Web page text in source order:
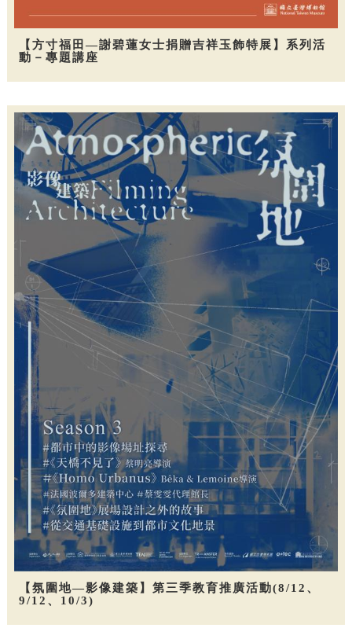
【方寸福田—謝碧蓮女士捐贈吉祥玉飾特展】系列活
動－專題講座
【氛圍地—影像建築】第三季教育推廣活動(8/12、
9/12、10/3)